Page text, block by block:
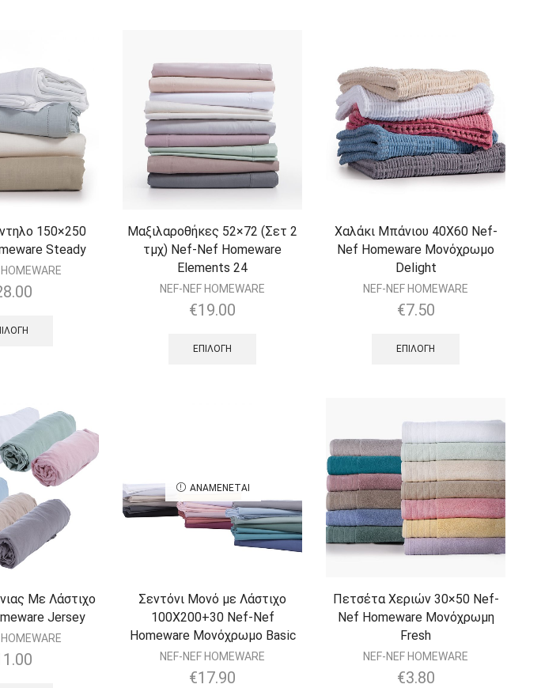
150×250
Steady
Μαξιλαροθήκες 52×72 (Σετ 2
τμχ) Nef-Nef Homeware
Elements 24
NEF-NEF HOMEWARE
€19.00
ΕΠΙΛΟΓΉ
Χαλάκι Μπάνιου 40Χ60 Nef-
Nef Homeware Μονόχρωμο
Delight
NEF-NEF HOMEWARE
€7.50
ΕΠΙΛΟΓΉ
Με Λάστιχο
Jersey
ΑΝΑΜΈΝΕΤΑΙ
Σεντόνι Μονό με Λάστιχο
100Χ200+30 Nef-Nef
Homeware Μονόχρωμο Basic
NEF-NEF HOMEWARE
€17.90
Πετσέτα Χεριών 30×50 Nef-
Nef Homeware Μονόχρωμη
Fresh
NEF-NEF HOMEWARE
€3.80